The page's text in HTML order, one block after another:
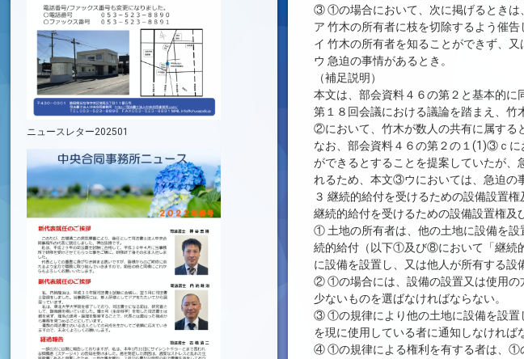
③ ①の場合において、次に掲げるときは
ア 竹木の所有者に枝を切除するよう催
イ 竹木の所有者を知ることができず、
ウ 急迫の事情があるとき。
（補足説明）
本文は、部会資料４６の第２と基本的に
第１８回会議における議論を踏まえ、
②において、竹木が数人の共有に属する
なお、部会資料４６の第２の１(1)③ｃに
ができるとすることを提案していたが、
れるため、本文③ウにおいては、急迫の
３ 継続的給付を受けるための設備設置
継続的給付を受けるための設備設置権及
① 土地の所有者は、他の土地に設備を設
続的給付（以下①及び⑧において「継続
に設備を設置し、又は他人が所有する設
② ①の場合には、設備の設置又は使用の
少ないものを選ばなければならない。
③ ①の規律により他の土地に設備を設置
を現に使用している者に通知しなければ
④ ①の規律による権利を有する者は、①
ニュースレター202501